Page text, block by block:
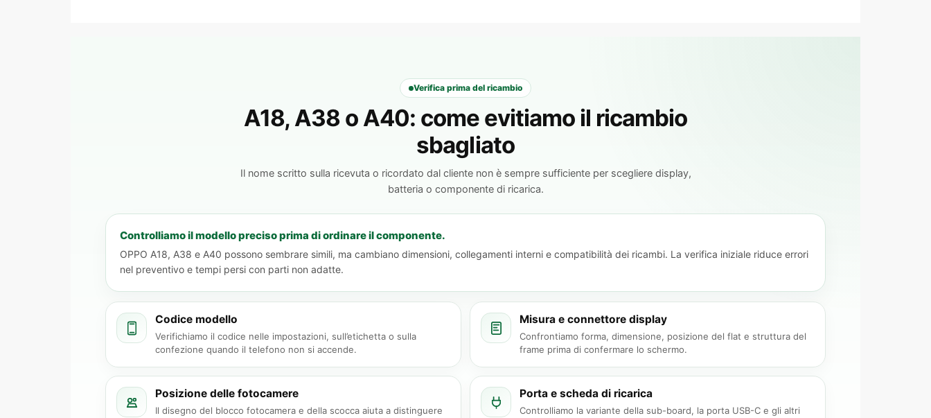
Verifica prima del ricambio
A18, A38 o A40: come evitiamo il ricambio
sbagliato
Il nome scritto sulla ricevuta o ricordato dal cliente non è sempre sufficiente per scegliere display,
batteria o componente di ricarica.
Controlliamo il modello preciso prima di ordinare il componente.
OPPO A18, A38 e A40 possono sembrare simili, ma cambiano dimensioni, collegamenti interni e compatibilità dei ricambi. La verifica iniziale riduce errori
nel preventivo e tempi persi con parti non adatte.
Codice modello
Verifichiamo il codice nelle impostazioni, sull’etichetta o sulla
confezione quando il telefono non si accende.
Misura e connettore display
Confrontiamo forma, dimensione, posizione del flat e struttura del
frame prima di confermare lo schermo.
Posizione delle fotocamere
Il disegno del blocco fotocamera e della scocca aiuta a distinguere
Porta e scheda di ricarica
Controlliamo la variante della sub-board, la porta USB-C e gli altri